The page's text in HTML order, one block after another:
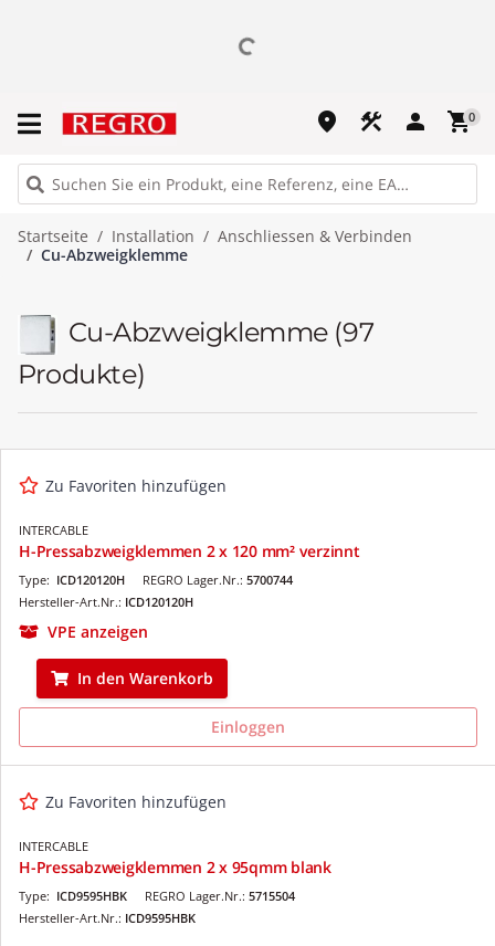
place construction person shopping_cart0
Startseite Installation
Anschliessen & Verbinden
Cu-Abzweigklemme
Cu-Abzweigklemme (97
Produkte)
Zu Favoriten hinzufügen
INTERCABLE
H-Pressabzweigklemmen 2 x 120 mm² verzinnt
REGRO Lager.Nr.: 5700744
Type: ICD120120H
Hersteller-Art.Nr.: ICD120120H
VPE anzeigen
In den Warenkorb
Einloggen
Zu Favoriten hinzufügen
INTERCABLE
H-Pressabzweigklemmen 2 x 95qmm blank
REGRO Lager.Nr.: 5715504
Type: ICD9595HBK
Hersteller-Art.Nr.: ICD9595HBK